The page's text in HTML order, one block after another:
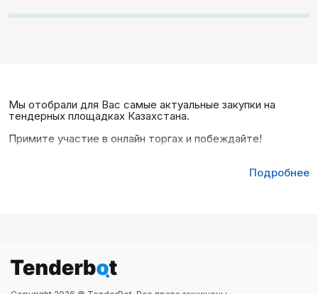
Мы отобрали для Вас самые актуальные закупки на
тендерных площадках Казахстана.
Примите участие в онлайн торгах и побеждайте!
Подробнее